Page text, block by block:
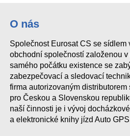
O nás
Společnost Eurosat CS se sídlem
obchodní společností založenou v
samého počátku existence se
zabezpečovací a sledovací
firma autorizovaným
pro Českou a Slovenskou
naší činnosti je i vývoj
a elektronické knihy jízd Auto